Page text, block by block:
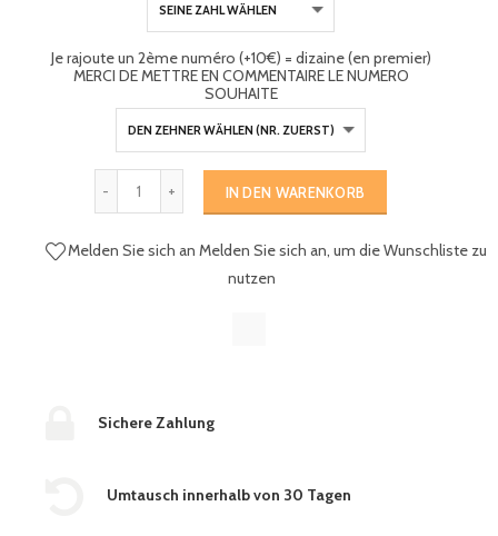
Je rajoute un 2ème numéro (+10€) = dizaine (en premier)
MERCI DE METTRE EN COMMENTAIRE LE NUMERO
SOUHAITE
IN DEN WARENKORB
Melden Sie sich an Melden Sie sich an, um die Wunschliste zu
nutzen
Sichere Zahlung
Umtausch innerhalb von 30 Tagen